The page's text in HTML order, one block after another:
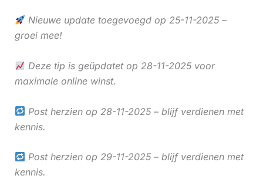
Nieuwe update toegevoegd op 25-11-2025 –
groei mee!
Deze tip is geüpdatet op 28-11-2025 voor
maximale online winst.
Post herzien op 28-11-2025 – blijf verdienen met
kennis.
Post herzien op 29-11-2025 – blijf verdienen met
kennis.